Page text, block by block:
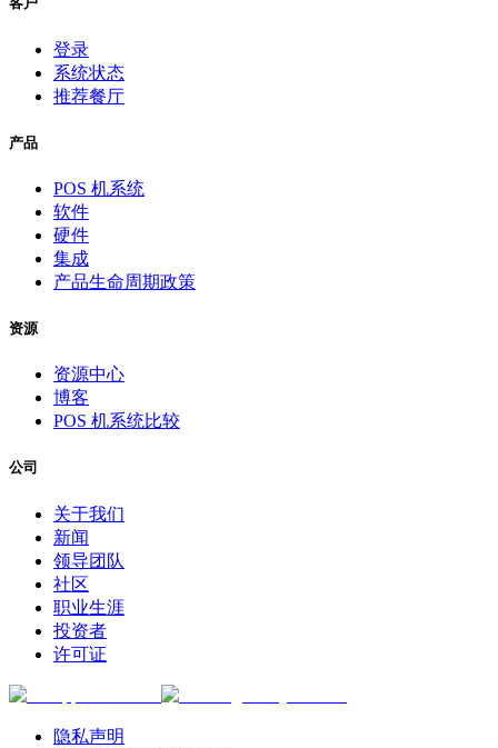
登录
系统状态
推荐餐厅
产品
POS 机系统
软件
硬件
集成
产品生命周期政策
资源
资源中心
博客
POS 机系统比较
公司
关于我们
新闻
领导团队
社区
职业生涯
投资者
许可证
隐私声明